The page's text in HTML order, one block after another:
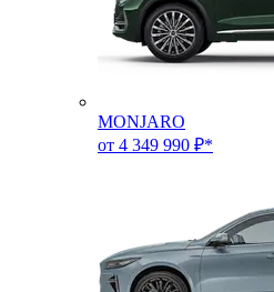
MONJARO
от 4 349 990 ₽*